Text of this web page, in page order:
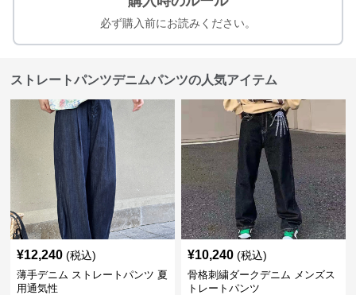
必ず購入前にお読みください。
ストレートパンツデニムパンツの人気アイテム
¥12,240 (税込)
薄手デニム ストレートパンツ 夏
用通気性
¥10,240 (税込)
骨格刺繍ダークデニム メンズス
トレートパンツ